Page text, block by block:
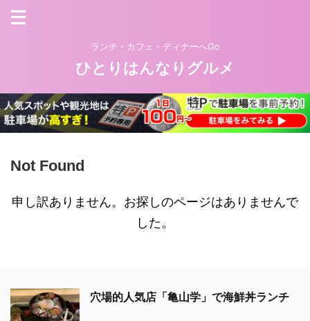
ランチ・カフェ・ディナーへGo
ひとりはんなりグルメ
Not Found
申し訳ありません。お探しのページはありませんで
した。
穴場的人気店「亀山学」で海鮮丼ランチ